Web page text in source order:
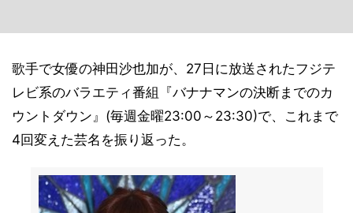
歌手で女優の神田沙也加が、27日に放送されたフジテ
レビ系のバラエティ番組『バナナマンの決断までのカ
ウントダウン』(毎週金曜23:00～23:30)で、これまで
4回変えた芸名を振り返った。